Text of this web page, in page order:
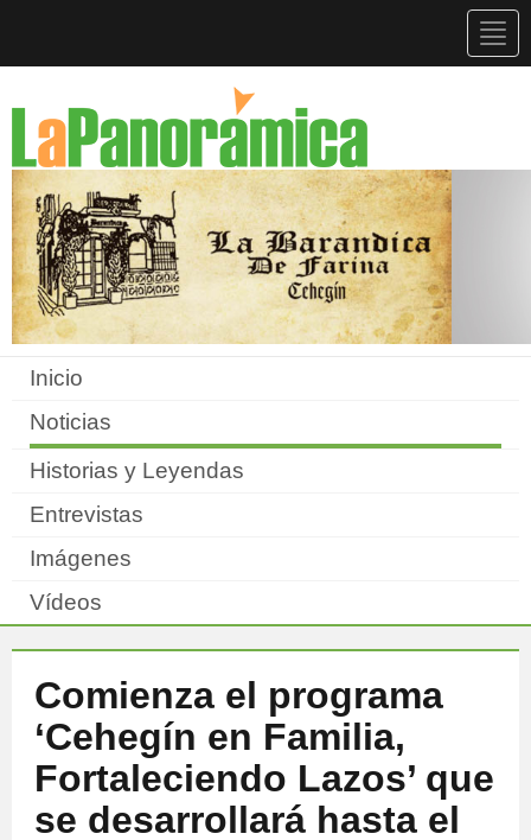
Inicio
Noticias
Historias y Leyendas
Entrevistas
Imágenes
Vídeos
Comienza el programa
‘Cehegín en Familia,
Fortaleciendo Lazos’ que
se desarrollará hasta el